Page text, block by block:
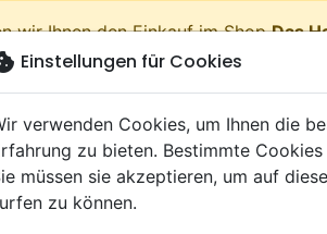
wir Ihnen den Einkauf im ShopDas
Neuheiten
Einstellungen für Cookies
verwenden Cookies, um Ihnen die
zu bieten. Bestimmte
müssen sie akzeptieren, um auf
zu können.